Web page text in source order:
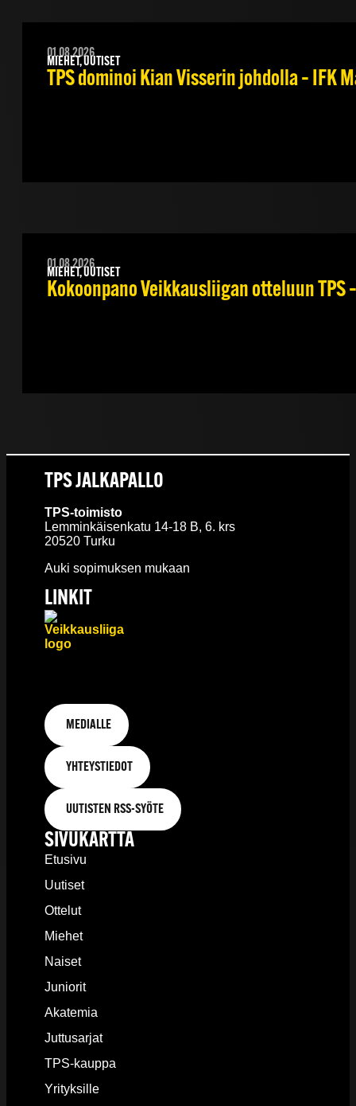
01.08.2026
MIEHET, UUTISET
TPS dominoi Kian Visserin johdolla – IFK
01.08.2026
MIEHET, UUTISET
Kokoonpano Veikkausliigan otteluun TPS
TPS JALKAPALLO
TPS-toimisto
Lemminkäisenkatu 14-18 B, 6. krs
20520 Turku
Auki sopimuksen mukaan
LINKIT
MEDIALLE
YHTEYSTIEDOT
UUTISTEN RSS-SYÖTE
SIVUKARTTA
Etusivu
Uutiset
Ottelut
Miehet
Naiset
Juniorit
Akatemia
Juttusarjat
TPS-kauppa
Yrityksille